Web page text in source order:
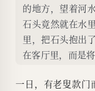
的地方，望着河
石头竟然就在水
里，把石头抱出
在客厅里，而是
一日，有老叟款